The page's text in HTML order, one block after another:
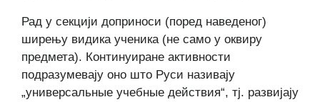
Рад у секцији доприноси (поред наведеног)
ширењу видика ученика (не само у оквиру
предмета). Континуиране активности
подразумевају оно што Руси називају
„универсальные учебные действия“, тј. развијају